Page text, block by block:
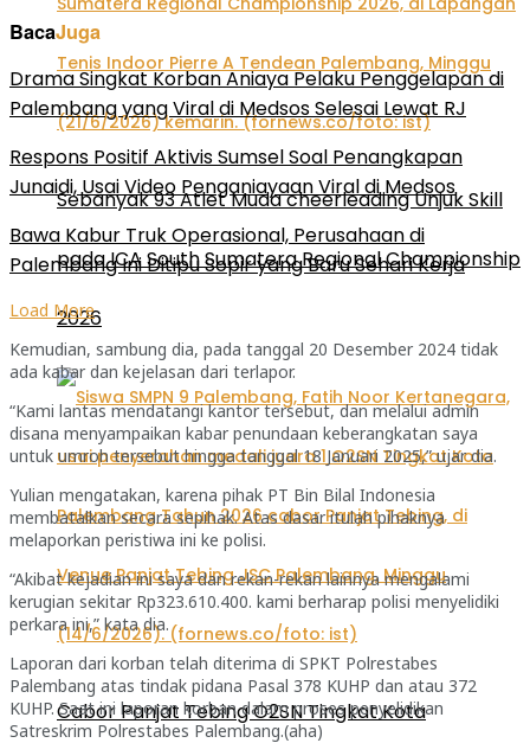
Sebanyak 93 Atlet Muda cheerleading Unjuk Skill
pada ICA South Sumatera Regional Championship
2026
Cabor Panjat Tebing O2SN Tingkat Kota
BacaJuga
Drama Singkat Korban Aniaya Pelaku Penggelapan di
Palembang yang Viral di Medsos Selesai Lewat RJ
Respons Positif Aktivis Sumsel Soal Penangkapan
Junaidi, Usai Video Penganiayaan Viral di Medsos
Bawa Kabur Truk Operasional, Perusahaan di
Palembang Ini Ditipu Sopir yang Baru Sehari Kerja
Load More
Kemudian, sambung dia, pada tanggal 20 Desember 2024 tidak
ada kabar dan kejelasan dari terlapor.
“Kami lantas mendatangi kantor tersebut, dan melalui admin
disana menyampaikan kabar penundaan keberangkatan saya
untuk umroh tersebut hingga tanggal 18 Januari 2025,” ujar dia.
Yulian mengatakan, karena pihak PT Bin Bilal Indonesia
membatalkan secara sepihak. Atas dasar itulah pihaknya
melaporkan peristiwa ini ke polisi.
“Akibat kejadian ini saya dan rekan-rekan lainnya mengalami
kerugian sekitar Rp323.610.400. kami berharap polisi menyelidiki
perkara ini,” kata dia.
Laporan dari korban telah diterima di SPKT Polrestabes
Palembang atas tindak pidana Pasal 378 KUHP dan atau 372
KUHP. Saat ini laporan korban dalam proses penyelidikan
Satreskrim Polrestabes Palembang.(aha)